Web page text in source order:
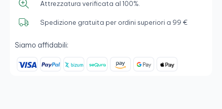
Attrezzatura verificata al 100%.
Spedizione gratuita per ordini superiori a 99 €
Siamo affidabili: